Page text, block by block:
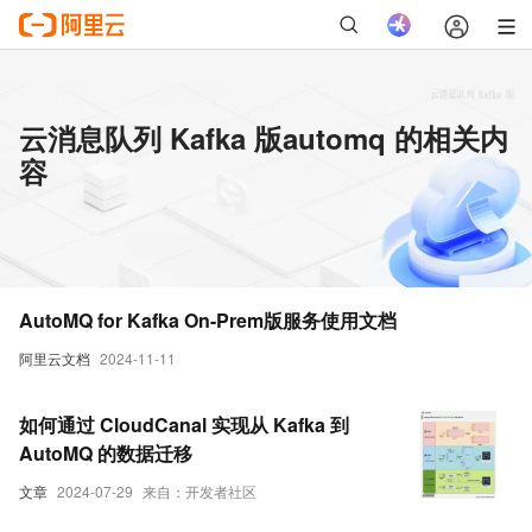
云消息队列 Kafka 版automq 的相关内
容
阿里云文档 2024-11-11
AutoMQ for Kafka On-Prem版服务使用文档
文章 2024-07-29 来自：开发者社区
如何通过 CloudCanal 实现从 Kafka 到
AutoMQ 的数据迁移